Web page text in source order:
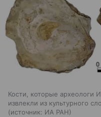
Кости, которые археологи
извлекли из культурного
источник: ИА РАН